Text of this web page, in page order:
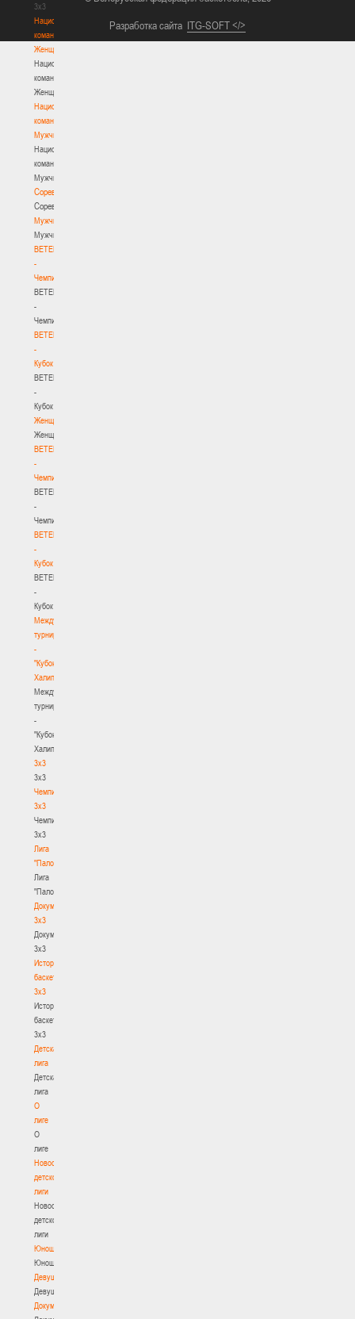
3х3
Национальная
команда.
Женщины
Национальная
команда.
Женщины
Национальная
команда.
Мужчины
Национальная
команда.
Мужчины
Соревнования
Соревнования
Мужчины
Мужчины
BETERA
-
Чемпионат
BETERA
-
Чемпионат
BETERA
-
Кубок
BETERA
-
Кубок
Женщины
Женщины
BETERA
-
Чемпионат
BETERA
-
Чемпионат
BETERA
-
Кубок
BETERA
-
Кубок
Международный
турнир
-
"Кубок
Халипского"
Международный
турнир
-
"Кубок
Халипского"
3x3
3x3
Чемпионат
3х3
Чемпионат
3х3
Лига
"Палова"
Лига
"Палова"
Документы
3х3
Документы
3х3
История
баскетбола
3х3
История
баскетбола
3х3
Детская
лига
Детская
лига
О
лиге
О
лиге
Новости
детской
лиги
Новости
детской
лиги
Юноши
Юноши
Девушки
Девушки
Документы
Разработка сайта ITG-SOFT </>